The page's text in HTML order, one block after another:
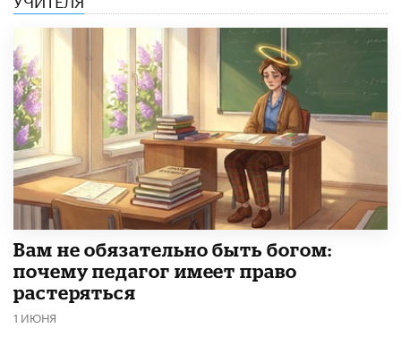
​Вам не обязательно быть богом:
почему педагог имеет право
растеряться
1 ИЮНЯ